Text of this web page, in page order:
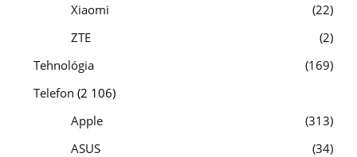
Xiaomi
22
ZTE
2
Tehnológia
169
Telefon (2 106)
Apple
313
ASUS
34